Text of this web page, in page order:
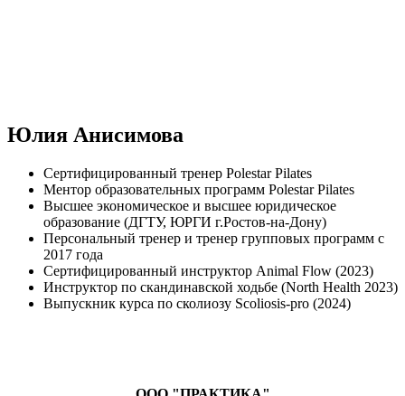
Юлия Анисимова
Сертифицированный тренер Polestar Pilates
Ментор образовательных программ Polestar Pilates
Высшее экономическое и высшее юридическое
образование (ДГТУ, ЮРГИ г.Ростов-на-Дону)
Персональный тренер и тренер групповых программ с
2017 года
Сертифицированный инструктор Animal Flow (2023)
Инструктор по скандинавской ходьбе (North Health 2023)
Выпускник курса по сколиозу Scoliosis-pro (2024)